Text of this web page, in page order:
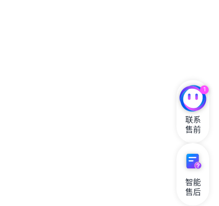
1
联系
售前
智能
售后